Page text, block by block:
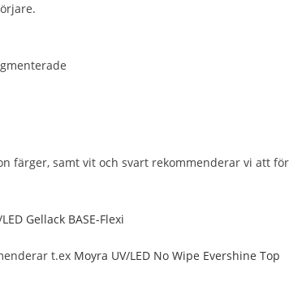
färger, samt vit och svart rekommenderar vi att
Gellack BASE-Flexi
t.ex Moyra UV/LED No Wipe Evershine Top